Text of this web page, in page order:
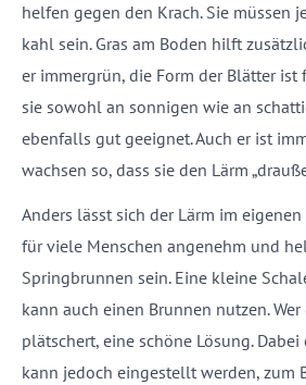
helfen gegen den Krach. Sie
kahl sein. Gras am Boden hilft
er immergrün, die Form der Blätter ist
sie sowohl an sonnigen wie an
ebenfalls gut geeignet. Auch er ist
wachsen so, dass sie den Lärm
Anders lässt sich der Lärm im
für viele Menschen angenehm und
Springbrunnen sein. Eine kleine
kann auch einen Brunnen nutzen.
plätschert, eine schöne Lösung.
kann jedoch eingestellt werden, zum